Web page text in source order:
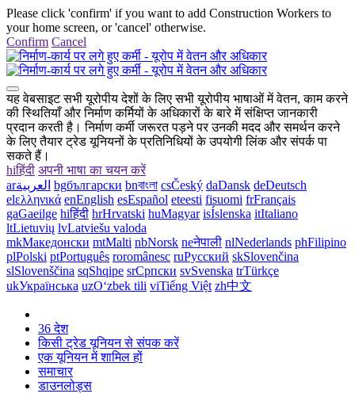
Please click 'confirm' if you want to add Construction Workers to
your home screen, or 'cancel' otherwise.
Confirm Cancel
यह वेबसाइट सभी यूरोपीय देशों के लिए सभी यूरोपीय भाषाओं में वेतन, काम करने
की स्थितियाँ और निर्माण कर्मियों के अधिकारों के बारे में संक्षिप्त जानकारी
प्रदान करती है। निर्माण कर्मी जरूरत पड़ने पर उनकी मदद और समर्थन करने
के लिए तैयार ट्रेड यूनियनों के प्रतिनिधियों के उपयोगी लिंक और संपर्क पा
सकते हैं।
hiहिंदी अपनी भाषा का चयन करें
arالعربية bgбългарски bnবাংলা csČeský daDansk deDeutsch
elελληνικά enEnglish esEspañol eteesti fisuomi frFrançais
gaGaeilge hiहिंदी hrHrvatski huMagyar isÍslenska itItaliano
ltLietuvių lvLatviešu valoda
mkМакедонски mtMalti nbNorsk neनेपाली nlNederlands phFilipino
plPolski ptPortuguês roromânesc ruРусский skSlovenčina
slSlovenščina sqShqipe srСрпски svSvenska trTürkçe
ukУкраїнська uzOʻzbek tili viTiếng Việt zh中文
36 देश
किसी ट्रेड यूनियन से संपक करें
एक यूनियन में शामिल हों
समाचार
डाउनलोड्स